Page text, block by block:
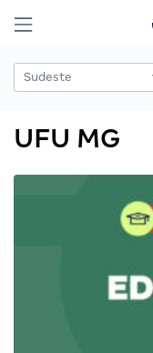
UFU MG